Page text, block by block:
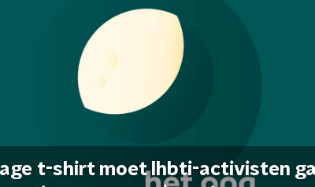
t-shirt moet lhbti-activisten